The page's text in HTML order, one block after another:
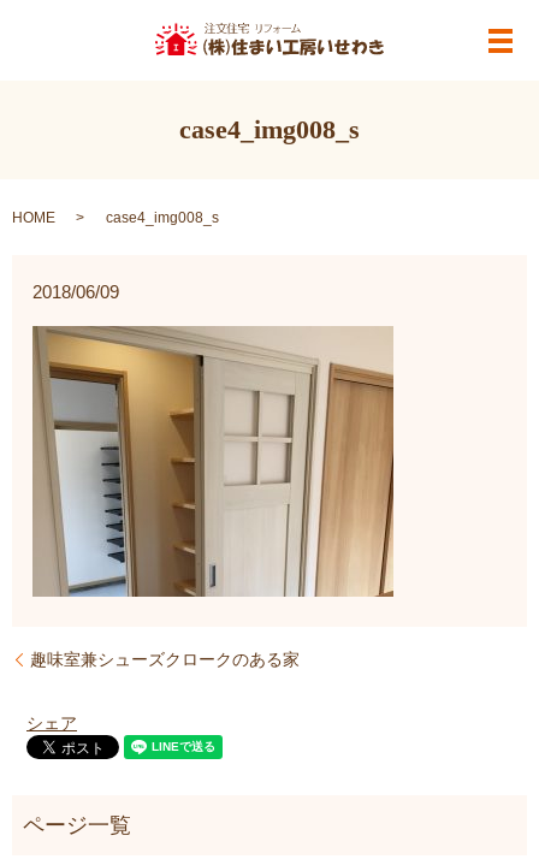
メ
case4_img008_s
HOME case4_img008_s
2018/06/09
趣味室兼シューズクロークのある家
シェア